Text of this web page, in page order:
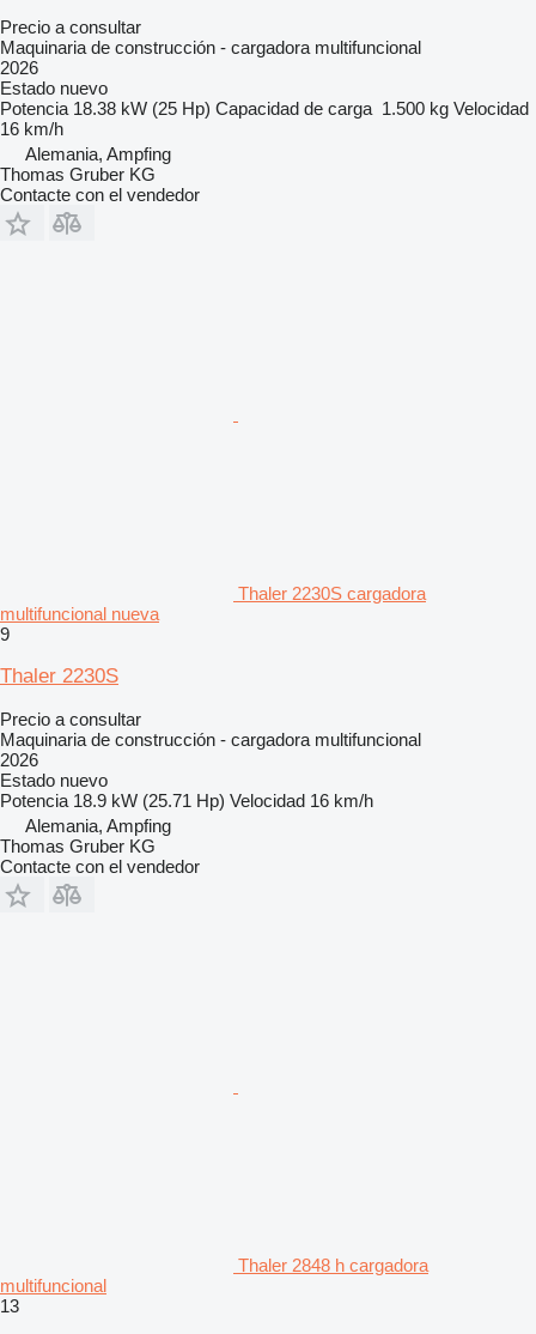
Precio a consultar
Maquinaria de construcción - cargadora multifuncional
2026
Estado nuevo
Potencia 18.38 kW (25 Hp) Capacidad de carga 1.500 kg Velocidad
16 km/h
Alemania, Ampfing
Thomas Gruber KG
Contacte con el vendedor
Thaler 2230S cargadora
multifuncional nueva
9
Thaler 2230S
Precio a consultar
Maquinaria de construcción - cargadora multifuncional
2026
Estado nuevo
Potencia 18.9 kW (25.71 Hp) Velocidad 16 km/h
Alemania, Ampfing
Thomas Gruber KG
Contacte con el vendedor
Thaler 2848 h cargadora
multifuncional
13